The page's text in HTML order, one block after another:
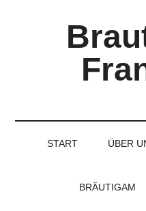
START ÜBER
BRÄUTIGAM